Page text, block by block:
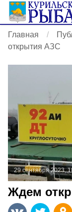
Главная
открытия АЗС
29 сентября 2023,
Ждем